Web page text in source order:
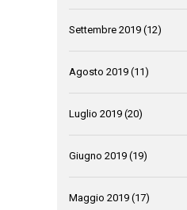
Settembre 2019 (12)
Agosto 2019 (11)
Luglio 2019 (20)
Giugno 2019 (19)
Maggio 2019 (17)